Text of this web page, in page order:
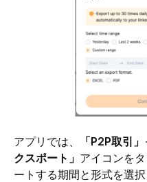
アプリでは、 「P2P取引」
クスポート」 アイコンを
ートする期間と形式を選択